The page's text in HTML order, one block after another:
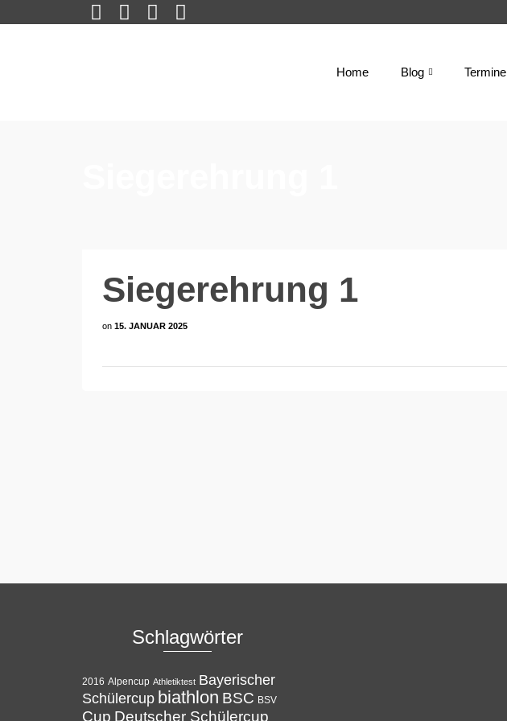
Home Blog Termine
Siegerehrung 1
on 15. JANUAR 2025
Schlagwörter
2016 Alpencup Athletiktest Bayerischer
Schülercup biathlon BSC BSV
Cup Deutscher Schülercup